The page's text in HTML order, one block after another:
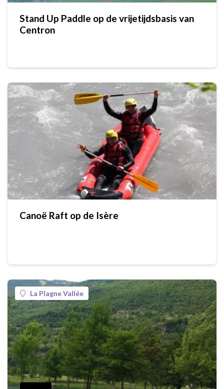
Stand Up Paddle op de vrijetijdsbasis van
Centron
Canoë Raft op de Isère
La Plagne Vallée